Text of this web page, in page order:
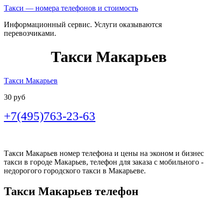
Такси — номера телефонов и стоимость
Информационный сервис. Услуги оказываются
перевозчиками.
Такси Макарьев
Такси Макарьев
30 руб
+7(495)763-23-63
Такси Макарьев номер телефона и цены на эконом и бизнес
такси в городе Макарьев, телефон для заказа с мобильного -
недорогого городского такси в Макарьеве.
Такси Макарьев телефон